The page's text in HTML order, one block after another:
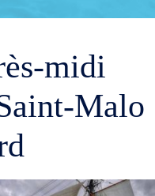
midi
Malo